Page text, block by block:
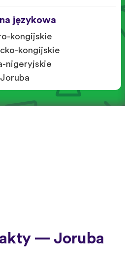
językowa
kongijskie
kongijskie
nigeryjskie
Joruba
— Joruba